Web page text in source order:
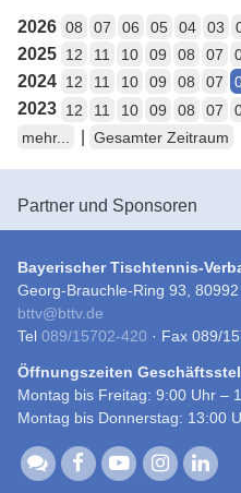
2026 08 07 06 05 04 03
2025 12 11 10 09 08 07
2024 12 11 10 09 08 07
2023 12 11 10 09 08 07
mehr...
Gesamter Zeitraum
Partner und Sponsoren
Bayerischer Tischtennis-
Georg-Brauchle-Ring 93,
bttv@bttv.de
Tel 089/15702-420 · Fax 089/
Öffnungszeiten
Montag bis Freitag: 9:00 Uhr –
Montag bis Donnerstag: 13:00